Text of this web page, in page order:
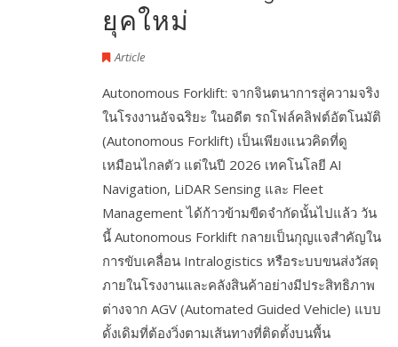
ยุคใหม่
Article
Autonomous Forklift: จากจินตนาการสู่ความจริง
ในโรงงานอัจฉริยะ ในอดีต รถโฟล์คลิฟต์อัตโนมัติ
(Autonomous Forklift) เป็นเพียงแนวคิดที่ดู
เหมือนไกลตัว แต่ในปี 2026 เทคโนโลยี AI
Navigation, LiDAR Sensing และ Fleet
Management ได้ก้าวข้ามขีดจำกัดนั้นไปแล้ว วัน
นี้ Autonomous Forklift กลายเป็นกุญแจสำคัญใน
การขับเคลื่อน Intralogistics หรือระบบขนส่งวัสดุ
ภายในโรงงานและคลังสินค้าอย่างมีประสิทธิภาพ
ต่างจาก AGV (Automated Guided Vehicle) แบบ
ดั้งเดิมที่ต้องวิ่งตามเส้นทางที่ติดตั้งบนพื้น